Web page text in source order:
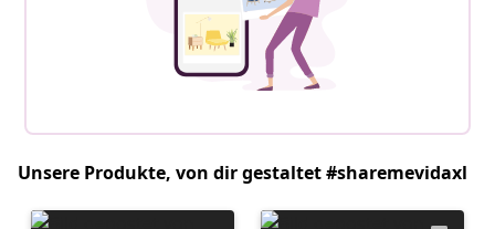
Unsere Produkte, von dir gestaltet #sharemevidaxl